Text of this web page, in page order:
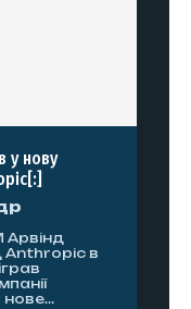
у нову
Арвінд
Anthropic в
нове...